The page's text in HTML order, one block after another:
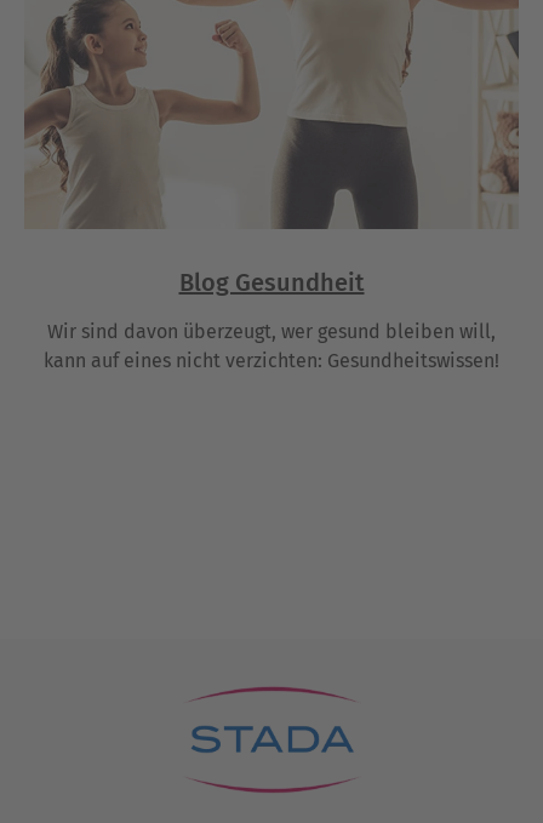
Blog Gesundheit
Wir sind davon überzeugt, wer gesund bleiben will,
kann auf eines nicht verzichten: Gesundheitswissen!